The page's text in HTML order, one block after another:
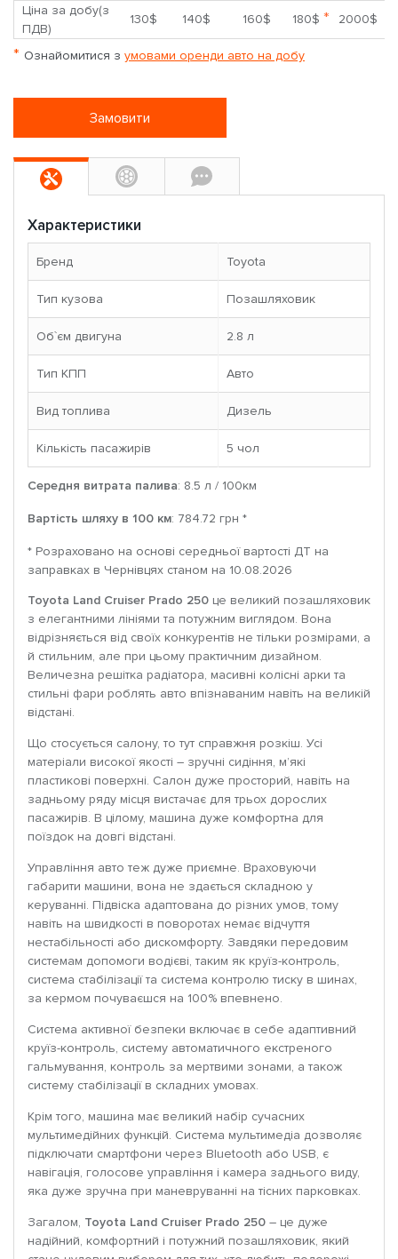
Ціна за добу(з
ПДВ)
130$ 140$ 160$ 180$ * 2000$
* Ознайомитися з умовами оренди авто на добу
Замовити
Характеристики
Бренд Toyota
Тип кузова Позашляховик
Об`єм двигуна 2.8 л
Тип КПП Авто
Вид топлива Дизель
Кількість пасажирів 5 чoл
Середня витрата палива: 8.5 л / 100км
Вартість шляху в 100 км: 784.72 грн *
* Розраховано на основі середньої вартості ДТ на
заправках в Чернівцях станом на 10.08.2026
Toyota Land Cruiser Prado 250 це великий позашляховик
з елегантними лініями та потужним виглядом. Вона
відрізняється від своїх конкурентів не тільки розмірами, а
й стильним, але при цьому практичним дизайном.
Величезна решітка радіатора, масивні колісні арки та
стильні фари роблять авто впізнаваним навіть на великій
відстані.
Що стосується салону, то тут справжня розкіш. Усі
матеріали високої якості – зручні сидіння, м’які
пластикові поверхні. Салон дуже просторий, навіть на
задньому ряду місця вистачає для трьох дорослих
пасажирів. В цілому, машина дуже комфортна для
поїздок на довгі відстані.
Управління авто теж дуже приємне. Враховуючи
габарити машини, вона не здається складною у
керуванні. Підвіска адаптована до різних умов, тому
навіть на швидкості в поворотах немає відчуття
нестабільності або дискомфорту. Завдяки передовим
системам допомоги водієві, таким як круїз-контроль,
система стабілізації та система контролю тиску в шинах,
за кермом почуваєшся на 100% впевнено.
Система активної безпеки включає в себе адаптивний
круїз-контроль, систему автоматичного екстреного
гальмування, контроль за мертвими зонами, а також
систему стабілізації в складних умовах.
Крім того, машина має великий набір сучасних
мультимедійних функцій. Система мультимедіа дозволяє
підключати смартфони через Bluetooth або USB, є
навігація, голосове управління і камера заднього виду,
яка дуже зручна при маневруванні на тісних парковках.
Загалом, Toyota Land Cruiser Prado 250 – це дуже
надійний, комфортний і потужний позашляховик, який